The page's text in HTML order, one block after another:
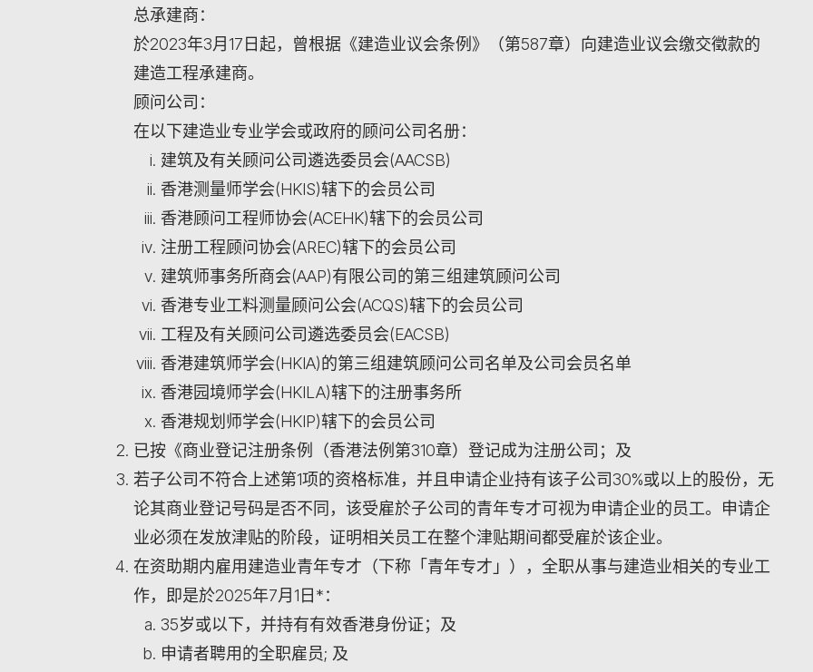
总承建商：
於2023年3月17日起，曾根据《建造业议会条例》（第587章）向建造业议会缴交徵款的
建造工程承建商。
顾问公司：
在以下建造业专业学会或政府的顾问公司名册：
建筑及有关顾问公司遴选委员会(AACSB)
香港测量师学会(HKIS)辖下的会员公司
香港顾问工程师协会(ACEHK)辖下的会员公司
注册工程顾问协会(AREC)辖下的会员公司
建筑师事务所商会(AAP)有限公司的第三组建筑顾问公司
香港专业工料测量顾问公会(ACQS)辖下的会员公司
工程及有关顾问公司遴选委员会(EACSB)
香港建筑师学会(HKIA)的第三组建筑顾问公司名单及公司会员名单
香港园境师学会(HKILA)辖下的注册事务所
香港规划师学会(HKIP)辖下的会员公司
已按《商业登记注册条例（香港法例第310章）登记成为注册公司；及
若子公司不符合上述第1项的资格标准，并且申请企业持有该子公司30%或以上的股份，无
论其商业登记号码是否不同，该受雇於子公司的青年专才可视为申请企业的员工。申请企
业必须在发放津贴的阶段，证明相关员工在整个津贴期间都受雇於该企业。
在资助期内雇用建造业青年专才（下称「青年专才」），全职从事与建造业相关的专业工
作，即是於2025年7月1日*：
35岁或以下，并持有有效香港身份证；及
申请者聘用的全职雇员; 及